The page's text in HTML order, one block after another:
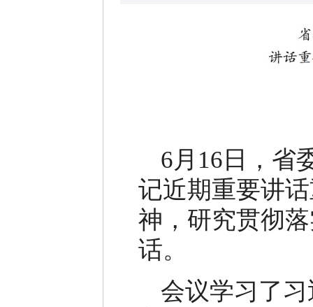
6月16日，省
记近期重要讲
神，研究贯彻
话。
会议学习了